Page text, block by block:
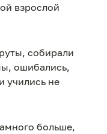
взрослой
собирали
ошибались,
учились не
больше,